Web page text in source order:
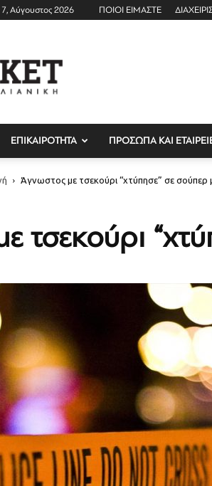
Αύγουστος 2026 ΠΟΙΟΙ ΕΙΜΑΣΤΕ
ΕΠΙΚΑΙΡΟΤΗΤΑ ΠΡΟΣΩΠΑ ΚΑΙ
Άγνωστος με τσεκούρι “χτύπησε” σε σούπερ
τσεκούρι